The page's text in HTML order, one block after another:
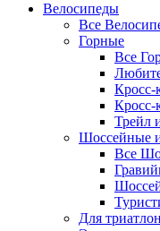
Велосипеды
Все
Горные
Все
Кросс-
Кросс-
Трейл
Шоссейные
Все
Для